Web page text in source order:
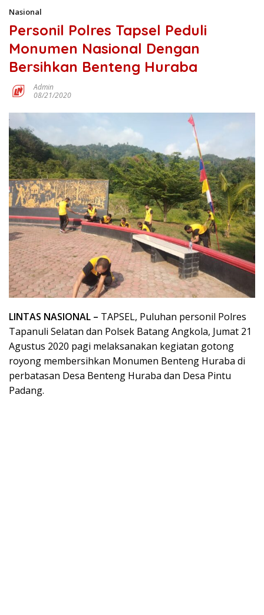
Nasional
Personil Polres Tapsel Peduli
Monumen Nasional Dengan
Bersihkan Benteng Huraba
Admin
08/21/2020
LINTAS NASIONAL – TAPSEL, Puluhan personil Polres
Tapanuli Selatan dan Polsek Batang Angkola, Jumat 21
Agustus 2020 pagi melaksanakan kegiatan gotong
royong membersihkan Monumen Benteng Huraba di
perbatasan Desa Benteng Huraba dan Desa Pintu
Padang.